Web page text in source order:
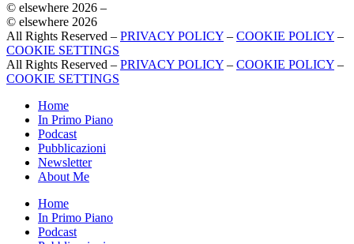
© elsewhere 2026 –
© elsewhere 2026
All Rights Reserved – PRIVACY POLICY – COOKIE POLICY –
COOKIE SETTINGS
All Rights Reserved – PRIVACY POLICY – COOKIE POLICY –
COOKIE SETTINGS
Home
In Primo Piano
Podcast
Pubblicazioni
Newsletter
About Me
Home
In Primo Piano
Podcast